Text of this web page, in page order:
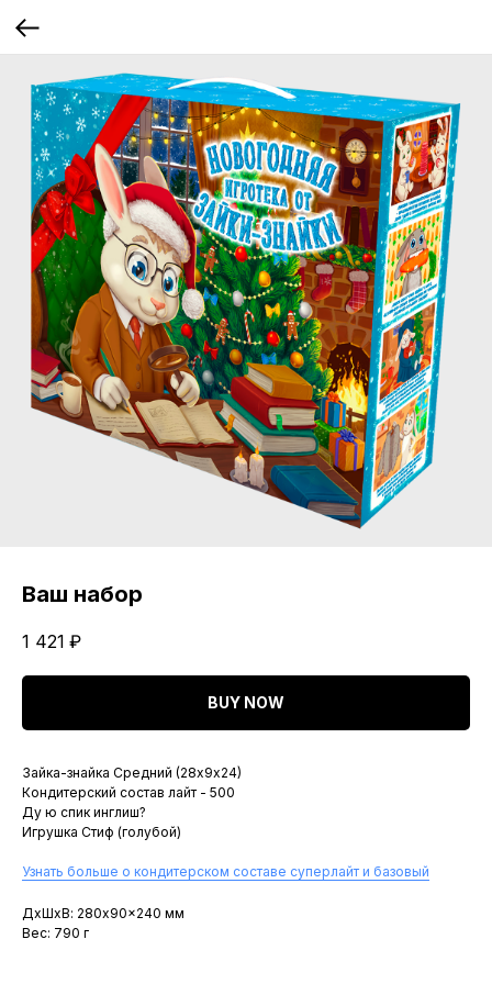
Ваш набор
1 421 ₽
BUY NOW
Зайка-знайка Средний (28х9х24)
Кондитерский состав лайт - 500
Ду ю спик инглиш?
Игрушка Стиф (голубой)
Узнать больше о кондитерском составе суперлайт и базовый
ДxШxВ: 280x90x240 мм
Вес: 790 г